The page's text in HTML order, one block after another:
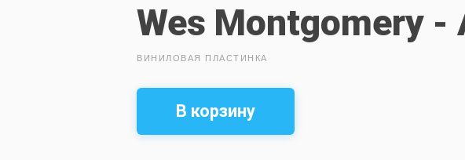
Wes Montgomery -
ВИНИЛОВАЯ ПЛАСТИНКА
В корзину